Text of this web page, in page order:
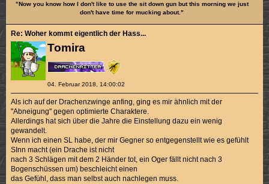
"Now you know how I don't like to use the sit down gun but this morning we just
don't have time for mucking about."
Tomira
04. Februar 2018, 14:00:02
Re: Woher kommt eigentlich der Hass...
Als ich auf der Drachenzwinge anfing, ging es mir ähnlich mit der
"Abneigung" gegen optimierte Charaktere.
Allerdings hat sich über die Jahre die Einstellung dazu ein wenig
gewandelt.
Wenn ich einen SL habe, der mir Gegner so entgegenstellt wie es gefühlt
SInn macht (ein Drache ist nicht
nach 3 Schlägen mit dem 2 Händer tot, ein Oger fällt nicht nach 3
Bogenschüssen um) beschleicht einen
das Gefühl, dass man selbst auch nachlegen muss.